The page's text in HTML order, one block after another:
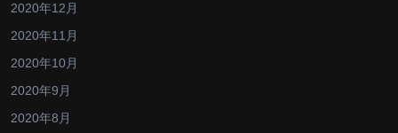
2020年12月
2020年11月
2020年10月
2020年9月
2020年8月